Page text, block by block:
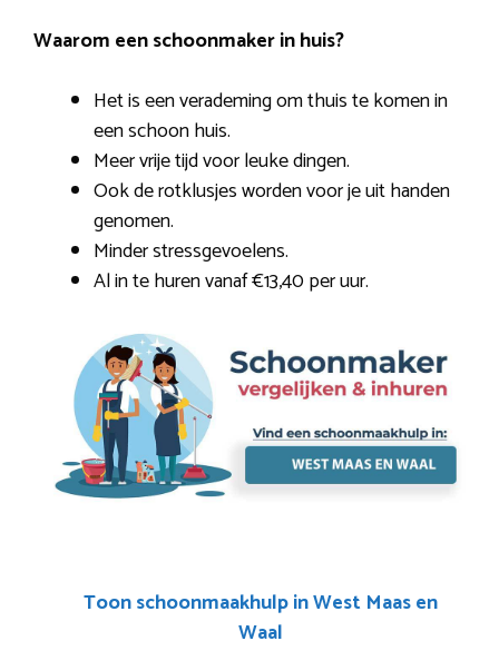
Waarom een schoonmaker in huis?
Het is een verademing om thuis te komen in
een schoon huis.
Meer vrije tijd voor leuke dingen.
Ook de rotklusjes worden voor je uit handen
genomen.
Minder stressgevoelens.
Al in te huren vanaf €13,40 per uur.
Toon schoonmaakhulp in West Maas en
Waal